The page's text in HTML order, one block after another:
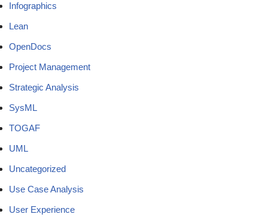
Infographics
Lean
OpenDocs
Project Management
Strategic Analysis
SysML
TOGAF
UML
Uncategorized
Use Case Analysis
User Experience